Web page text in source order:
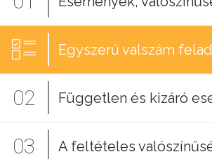
Egyszerű valszám
02 Független és kizáró
03 A feltételes